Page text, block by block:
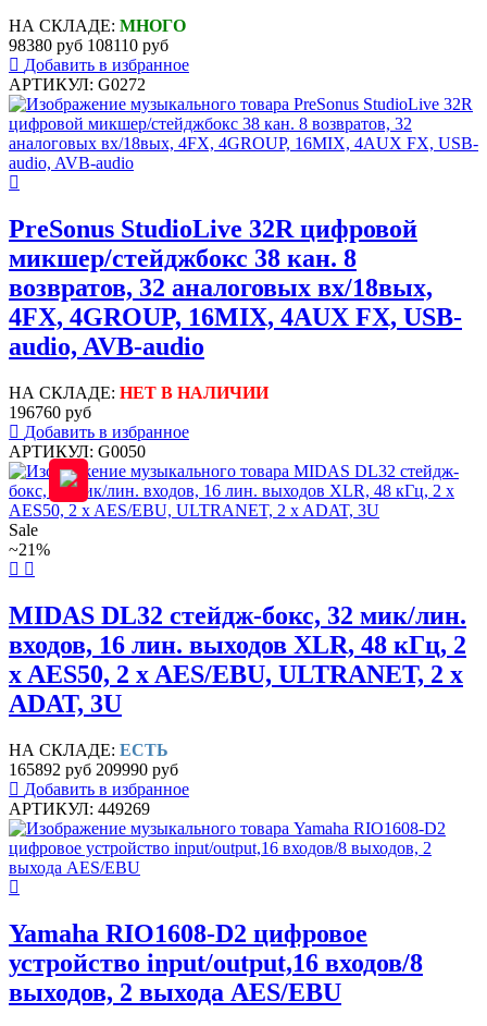
НА СКЛАДЕ: МНОГО
98380 руб 108110 руб
Добавить в избранное
АРТИКУЛ: G0272
PreSonus StudioLive 32R цифровой
микшер/стейджбокс 38 кан. 8
возвратов, 32 аналоговых вх/18вых,
4FX, 4GROUP, 16MIX, 4AUX FX, USB-
audio, AVB-audio
НА СКЛАДЕ: НЕТ В НАЛИЧИИ
196760 руб
Добавить в избранное
АРТИКУЛ: G0050
Sale
~21%
MIDAS DL32 стейдж-бокс, 32 мик/лин.
входов, 16 лин. выходов XLR, 48 кГц, 2
x AES50, 2 x AES/EBU, ULTRANET, 2 x
ADAT, 3U
НА СКЛАДЕ: ЕСТЬ
165892 руб 209990 руб
Добавить в избранное
АРТИКУЛ: 449269
Yamaha RIO1608-D2 цифровое
устройство input/output,16 входов/8
выходов, 2 выхода AES/EBU